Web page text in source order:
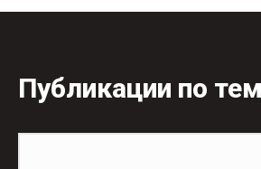
Публикации по